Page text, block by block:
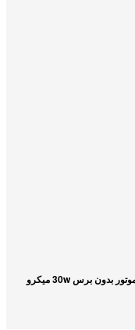
6 پین Inrunner موتور بدون برس DC DC ، موتور بدون برس 30w میکرو